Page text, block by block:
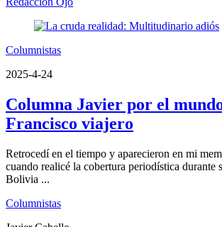
Columnistas
2025-4-24
Columna Javier por el
Francisco viajero
Retrocedí en el tiempo y aparecieron en mi
cuando realicé la cobertura periodística durante
Bolivia ...
Columnistas